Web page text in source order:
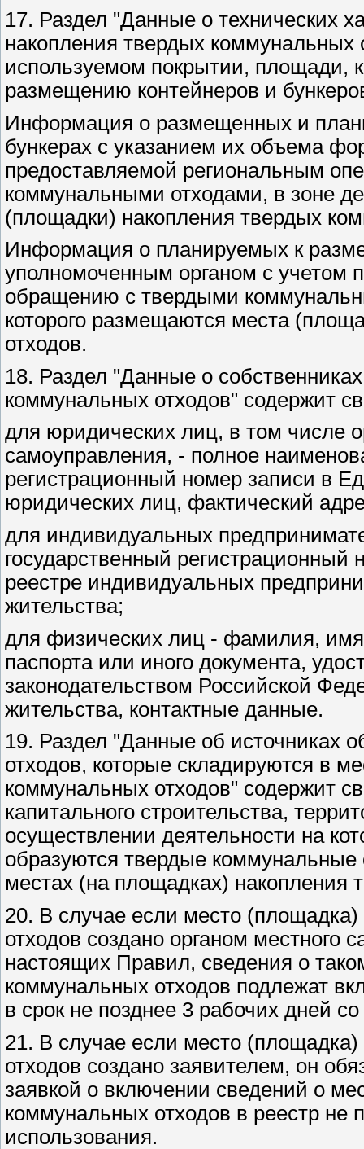
17. Раздел "Данные о технических
накопления твердых коммунальных
используемом покрытии, площади,
размещению контейнеров и
Информация о размещенных и
бункерах с указанием их объема
предоставляемой региональным
коммунальными отходами, в зоне
(площадки) накопления твердых
Информация о планируемых к
уполномоченным органом с учетом
обращению с твердыми
которого размещаются места
отходов.
18. Раздел "Данные о
коммунальных отходов" содержит
для юридических лиц, в том числе
самоуправления, - полное
регистрационный номер записи в
юридических лиц, фактический
для индивидуальных
государственный
реестре индивидуальных
жительства;
для физических лиц - фамилия,
паспорта или иного документа,
законодательством Российской
жительства, контактные данные.
19. Раздел "Данные об источниках
отходов, которые складируются в
коммунальных отходов" содержит
капитального строительства,
осуществлении деятельности на
образуются твердые
местах (на площадках) накопления
20. В случае если место
отходов создано органом местного
настоящих Правил, сведения о
коммунальных отходов подлежат
в срок не позднее 3 рабочих дней
21. В случае если место
отходов создано заявителем, он
заявкой о включении сведений о
коммунальных отходов в реестр не
использования.